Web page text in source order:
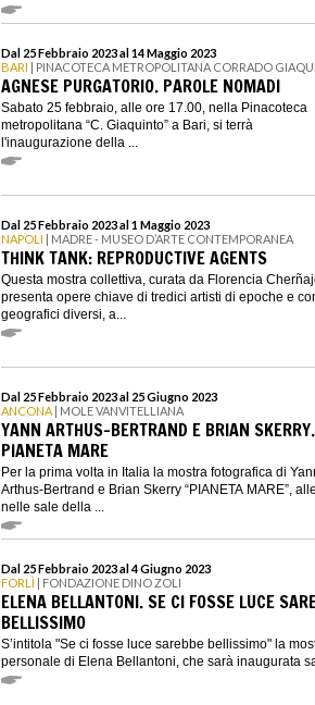
Dal 25 Febbraio 2023 al 14 Maggio 2023
BARI | PINACOTECA METROPOLITANA CORRADO
AGNESE PURGATORIO. PAROLE NOMADI
Sabato 25 febbraio, alle ore 17.00, nella Pinacoteca
metropolitana “C. Giaquinto” a Bari, si terrà
l'inaugurazione della ...
Dal 25 Febbraio 2023 al 1 Maggio 2023
NAPOLI | MADRE - MUSEO D’ARTE CONTEMPORANEA
THINK TANK: REPRODUCTIVE AGENTS
Questa mostra collettiva, curata da Florencia
presenta opere chiave di tredici artisti di epoche e
geografici diversi, a...
Dal 25 Febbraio 2023 al 25 Giugno 2023
ANCONA | MOLE VANVITELLIANA
YANN ARTHUS-BERTRAND E BRIAN SKERRY.
PIANETA MARE
Per la prima volta in Italia la mostra fotografica di
Arthus-Bertrand e Brian Skerry “PIANETA MARE”,
nelle sale della ...
Dal 25 Febbraio 2023 al 4 Giugno 2023
FORLÌ | FONDAZIONE DINO ZOLI
ELENA BELLANTONI. SE CI FOSSE LUCE
BELLISSIMO
S’intitola "Se ci fosse luce sarebbe bellissimo" la
personale di Elena Bellantoni, che sarà inaugurata